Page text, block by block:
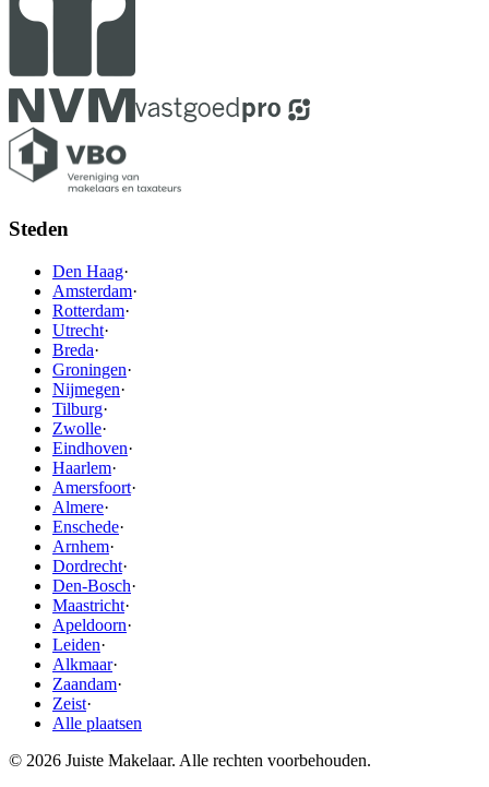
Steden
Den Haag·
Amsterdam·
Rotterdam·
Utrecht·
Breda·
Groningen·
Nijmegen·
Tilburg·
Zwolle·
Eindhoven·
Haarlem·
Amersfoort·
Almere·
Enschede·
Arnhem·
Dordrecht·
Den-Bosch·
Maastricht·
Apeldoorn·
Leiden·
Alkmaar·
Zaandam·
Zeist·
Alle plaatsen
© 2026 Juiste Makelaar. Alle rechten voorbehouden.